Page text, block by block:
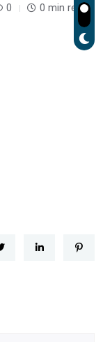
0 0 min read